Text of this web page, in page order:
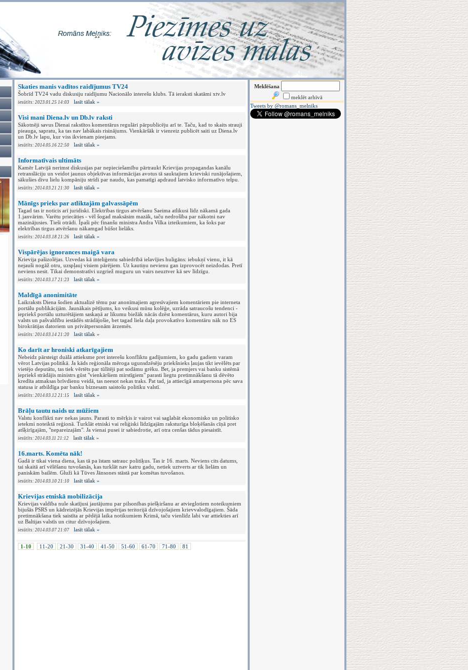
Skaties manis vadītos raidījumus TV24
Šobrīd TV24 vadu diskusiju raidījumu Nacionālo interešu klubs. Tā ieraksti skatāmi xtv.lv
iesūtīts: 2023.01.25 14:03 lasīt tālak »
Visi mani Diena.lv un Db.lv raksti
Sākotnēji savus Dienai rakstītos komentārus regulāri pārpublicēju arī te. Taču, kad to skaits strauji
pieauga, sapratu, ka tas nav labākais risinājums. Vienkāršāk ir vienreiz publicēt saiti uz Diena.lv
un Db.lv lapu, kur viss ikvienam pieejams.
iesūtīts: 2014.05.16 22:50 lasīt tālak »
Informatīvais ultimāts
Kamēr Latvijā nerimst diskusijas par nepieciešamību pārtraukt Krievijas propagandas kanālu
retranslāciju un veidot jaunus objektīvas informācijas avotus tā sauktajiem krieviski runājošajiem,
sākušies divu lielu kompāniju strīdi par naudu, kas pamatīgi apdraud latvisko informatīvo telpu.
iesūtīts: 2014.03.21 21:30 lasīt tālak »
Mānīgs prieks par atliktajām galvassāpēm
Tagad tas ir noticis arī juridiski. Elektrības tirgus atvēršanu Saeima atlikusi līdz nākamā gada
1.janvārim. Varētu priecāties - vēl šogad maksāsim mazāk, taču nedrošība par nākotni nav
mazinājusies. Tieši otrādi. Īpaši pēc finanšu ministra Andra Vilka izteikumiem, ka šoks par
elektrības tirgus atvēršanu nākamgad būšot lielāks.
iesūtīts: 2014.03.18 21:26 lasīt tālak »
Vispārējas ignorances maigā vara
Krievija pašizolējas. Uzvedas kā inteliģentu sabiedrībā ielavījies huligāns: iebukņī vienu, it kā
nejauši nogāž otru, uzspļauj visiem pārējiem. Uz kautiņu nevienu gan izprovocēt neizdodas. Pretī
neviens nesit. Tikai demonstratīvi uzgriež muguru un vairs neuztver kā sev līdzīgu.
iesūtīts: 2014.03.17 21:23 lasīt tālak »
Maldīgā anonimitāte
Laikraksts Diena šodien aktualizē tēmu par anonīmajiem agresīvajiem komentāriem pie interneta
portālu publikācijām. Jaunākais pētījums, ko veikusi mūsu kolēģe, uzrāda satraucošu tendenci -
iepriekš portālu uzturētājiem saskaņā ar likumu biežāk nācās dzēst komentārus, kuru autori bija
valsts un pašvaldību iestādēs strādājošie, bet tagad liela daļa provokatīvo komentāru nāk no ES
birokrātijas datoriem un privātpersonām ārzemēs.
iesūtīts: 2014.03.14 21:20 lasīt tālak »
Ko darīt ar hroniski atkarīgajiem
Nebeidz pārsteigt duālā attieksme pret interešu konfliktu gadījumiem, ko gadu gadiem varam
vērot Latvijas politikā. Ja kāds reģionāla mēroga ugunsdzēsēju priekšnieks ļaujas tikt ievēlēts par
vietējo deputātu, tas tiek vērtēts par tūlītēji pat sodāmu grēku. Bet, ja premjers vai banku sistēmā
iepriekš strādājis ministrs gūst "vienkāršiem mirstīgiem" parasti liegtu pretimnākšanu tā dēvēto
kredīta atmaksas brīvdienu veidā, tas neesot nekas traks. Pat tad, ja attiecīgā amatpersona pēc sava
statusa ir atbildīga par banku biznesam saistošu politiku valstī.
iesūtīts: 2014.03.12 21:15 lasīt tālak »
Brāļu tautu naids uz mūžiem
Valstu konflikti nav nekas jauns. Parasti to mērķis ir vairot vai saglabāt ekonomisko un politisko
ietekmi noteiktā reģionā. Turklāt etniski vai reliģiski līdzīgajām raksturīga bloķēšanās cīņā pret
atšķirīgajām, "nepareizajām". Ja vienai pusei ir sabiedrotie, arī otra cenšas tādus piesaistīt.
iesūtīts: 2014.03.11 21:12 lasīt tālak »
16.marts. Komēta nāk!
Gadā ir tikai viena diena, kas tā pa īstam satrauc politiķus. Tas ir 16. marts. Neviens cits datums,
tai skaitā arī vēlēšanu tuvošanās, kas turklāt nav katru gadu, netiek uztverts ar tik lielām un
paniskām bailēm. Gluži kā Tūves Jānsones stāstā par komētas tuvošanos.
iesūtīts: 2014.03.10 21:10 lasīt tālak »
Krievijas etniskā mobilizācija
Krievijas valdība nule skatījusi jautājumu par pilsonības piešķiršanu ar atvieglotiem noteikumiem
bijušās PSRS un kādreizējās Krievijas impērijas teritorijā dzīvojošajiem krievvalodīgajiem. Šāda
pretimnākšana tiek saistīta ar pēdējā laika notikumiem Krimā, taču vienlīdz labi var attiekties arī
uz Baltijas valstīs un citur dzīvojošajiem.
iesūtīts: 2014.03.07 21:07 lasīt tālak »
1-10 11-20 21-30 31-40 41-50 51-60 61-70 71-80 81
Meklēšana
meklēt arhīvā
Tweets by @romans_melniks